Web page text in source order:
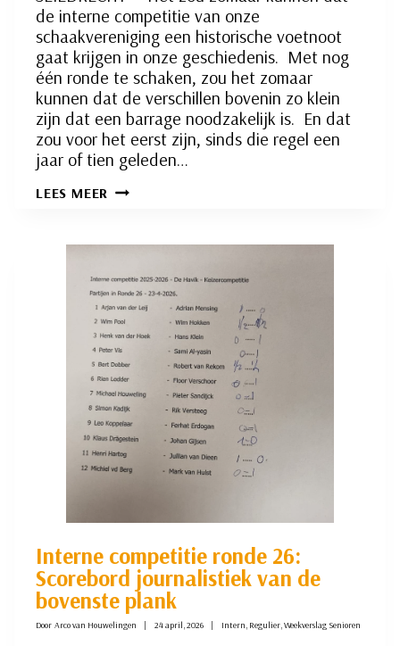
de interne competitie van onze
schaakvereniging een historische voetnoot
gaat krijgen in onze geschiedenis. Met nog
één ronde te schaken, zou het zomaar
kunnen dat de verschillen bovenin zo klein
zijn dat een barrage noodzakelijk is. En dat
zou voor het eerst zijn, sinds die regel een
jaar of tien geleden…
LEES MEER SPEELRONDE
AANTOCHT?
Interne competitie ronde 26:
Scorebord journalistiek van de
bovenste plank
Door Arco van Houwelingen 24 april, 2026 Intern, Regulier,Weekverslag Senioren